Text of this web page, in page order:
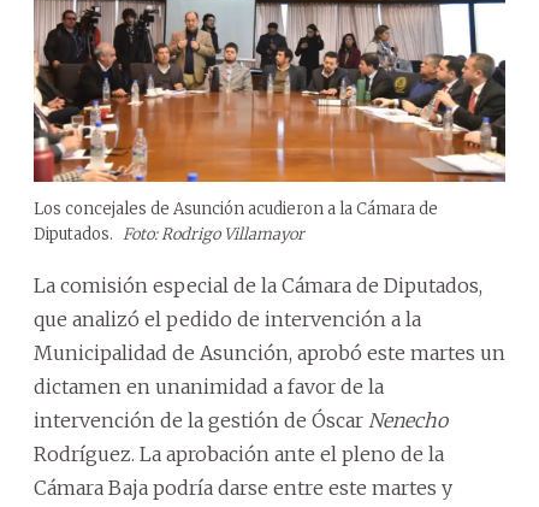
Los concejales de Asunción acudieron a la Cámara de
Diputados. Foto: Rodrigo Villamayor
La comisión especial de la Cámara de Diputados,
que analizó el pedido de intervención a la
Municipalidad de Asunción, aprobó este martes un
dictamen en unanimidad a favor de la
intervención de la gestión de Óscar Nenecho
Rodríguez. La aprobación ante el pleno de la
Cámara Baja podría darse entre este martes y